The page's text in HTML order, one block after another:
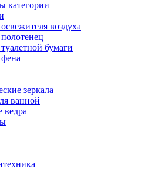
категории
воздуха
бумаги
зеркала
ванной